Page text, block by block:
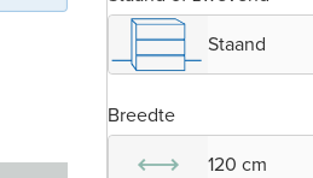
Staand
Breedte
120 cm